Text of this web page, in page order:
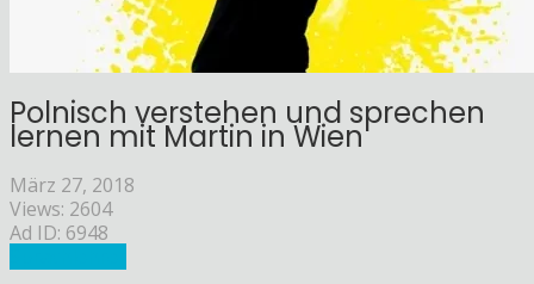
Polnisch verstehen und sprechen
lernen mit Martin in Wien
März 27, 2018
Views: 2604
Ad ID: 6948